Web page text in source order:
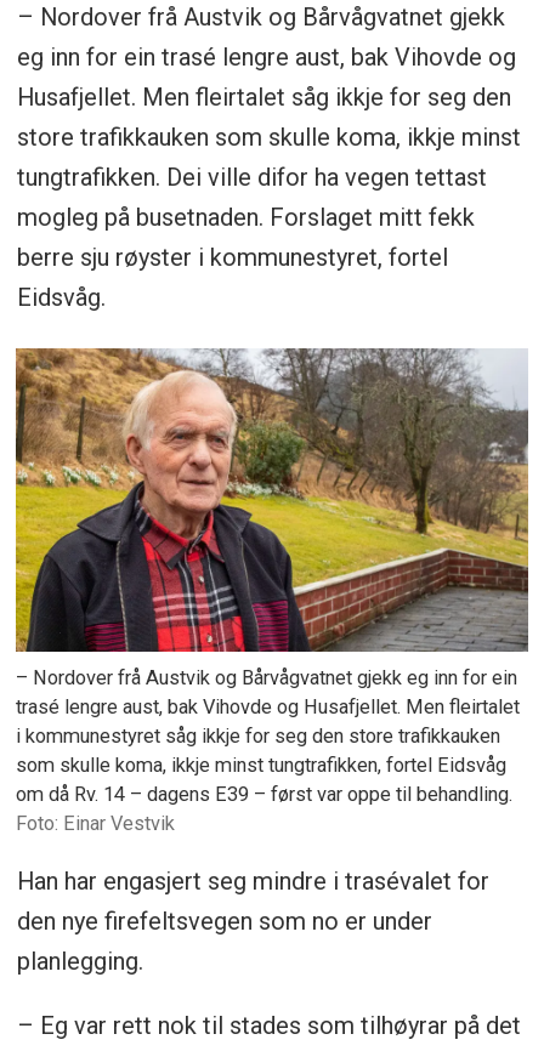
– Nordover frå Austvik og Bårvågvatnet gjekk
eg inn for ein trasé lengre aust, bak Vihovde og
Husafjellet. Men fleirtalet såg ikkje for seg den
store trafikkauken som skulle koma, ikkje minst
tungtrafikken. Dei ville difor ha vegen tettast
mogleg på busetnaden. Forslaget mitt fekk
berre sju røyster i kommunestyret, fortel
Eidsvåg.
– Nordover frå Austvik og Bårvågvatnet gjekk eg inn for ein
trasé lengre aust, bak Vihovde og Husafjellet. Men fleirtalet
i kommunestyret såg ikkje for seg den store trafikkauken
som skulle koma, ikkje minst tungtrafikken, fortel Eidsvåg
om då Rv. 14 – dagens E39 – først var oppe til behandling.
Einar Vestvik
Han har engasjert seg mindre i trasévalet for
den nye firefeltsvegen som no er under
planlegging.
– Eg var rett nok til stades som tilhøyrar på det